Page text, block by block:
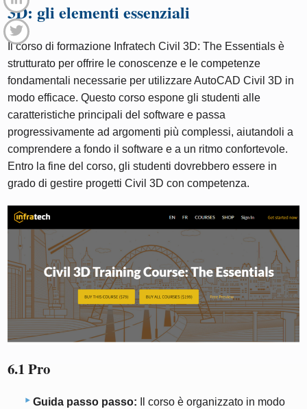
3D: gli elementi essenziali
Il corso di formazione Infratech Civil 3D: The Essentials è
strutturato per offrire le conoscenze e le competenze
fondamentali necessarie per utilizzare AutoCAD Civil 3D in
modo efficace. Questo corso espone gli studenti alle
caratteristiche principali del software e passa
progressivamente ad argomenti più complessi, aiutandoli a
comprendere a fondo il software e a un ritmo confortevole.
Entro la fine del corso, gli studenti dovrebbero essere in
grado di gestire progetti Civil 3D con competenza.
6.1 Pro
Guida passo passo: Il corso è organizzato in modo